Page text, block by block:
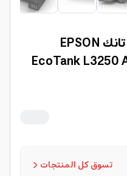
طابعة ابسون l3250 ايكو تانك EPSON
EcoTank
تسوق كل المنتجات